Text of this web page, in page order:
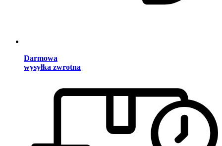
Darmowa
wysyłka zwrotna